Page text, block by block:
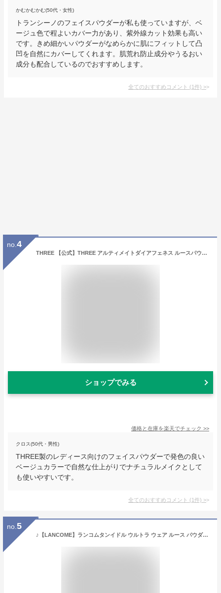
かむかむかむ(50代・女性)
トランシーノのフェイスパウダーが私も使っていますが、ベ
ージュ色で程よいカバー力があり、紫外線カット効果も高い
です。きめ細かいパウダーがなめらかに肌にフィットして凸
凹を自然にカバーしてくれます。肌荒れ防止成分やうるおい
成分も配合しているのでおすすめします。
全てのおすすめコメント (1件) >
no. 4
THREE 【公式】THREE アルティメイトダイアフェネス ルースパウダー グロー 01 スリー ベースメイク フェイスパウダー ベージュ【送料無料】
ショップでみる
価格と在庫を楽天でチェック >>
クロス(50代・男性)
THREE製のレディース向けのフェイスパウダーで発色の良い
ベージュカラーで自然な仕上がりでナチュラルメイクとして
も使いやすいです。
全てのおすすめコメント (1件) >
no. 5
♪【LANCOME】ランコムタンイドル ウルトラ ウェア ルース パウダー＜フェイスパウダー＞＜ルースパウダー＞＜メイクアップ＞＜粉・お粉＞